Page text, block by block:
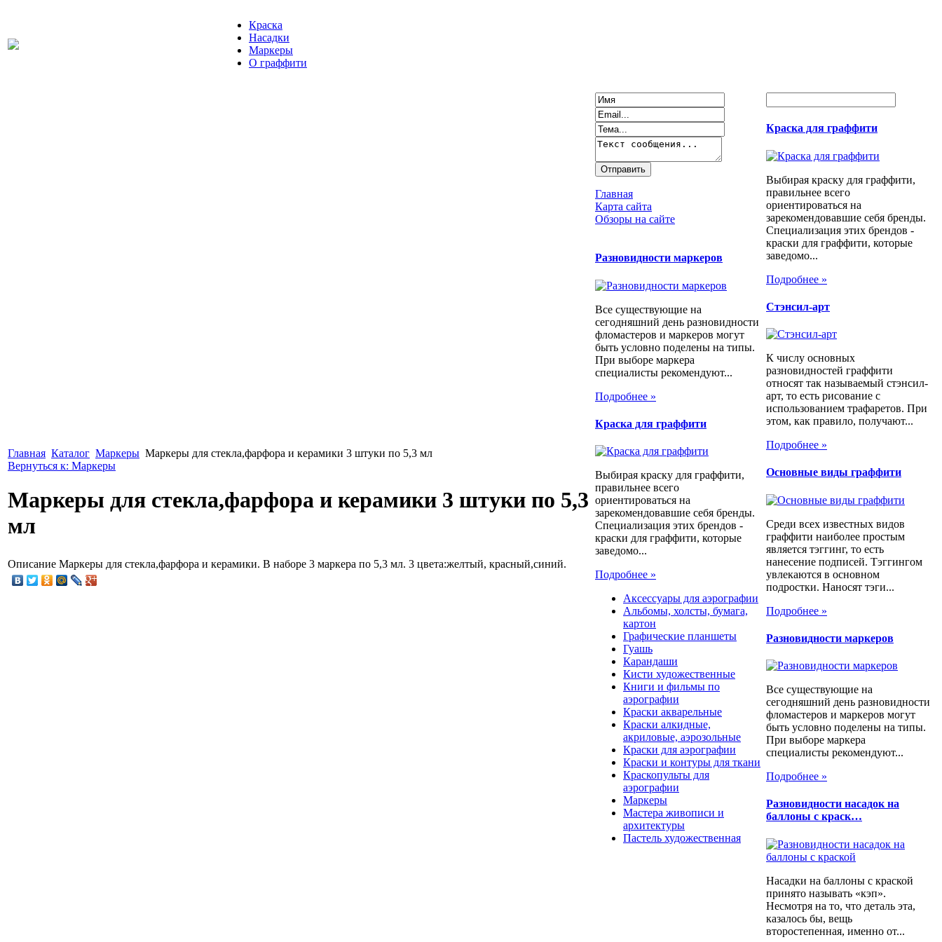
Краска
Насадки
Маркеры
О граффити
Главная Каталог Маркеры Маркеры для стекла,фарфора и керамики 3 штуки по 5,3 мл
Вернуться к: Маркеры
Маркеры для стекла,фарфора и керамики 3 штуки по 5,3
мл
Описание Маркеры для стекла,фарфора и керамики. В наборе 3 маркера по 5,3 мл. 3 цвета:желтый, красный,синий.
Главная
Карта сайта
Обзоры на сайте
Разновидности маркеров
Все существующие на
сегодняшний день разновидности
фломастеров и маркеров могут
быть условно поделены на типы.
При выборе маркера
специалисты рекомендуют...
Подробнее »
Краска для граффити
Выбирая краску для граффити,
правильнее всего
ориентироваться на
зарекомендовавшие себя бренды.
Специализация этих брендов -
краски для граффити, которые
заведомо...
Подробнее »
Аксессуары для аэрографии
Альбомы, холсты, бумага,
картон
Графические планшеты
Гуашь
Карандаши
Кисти художественные
Книги и фильмы по
аэрографии
Краски акварельные
Краски алкидные,
акриловые, аэрозольные
Краски для аэрографии
Краски и контуры для ткани
Краскопульты для
аэрографии
Маркеры
Мастера живописи и
архитектуры
Пастель художественная
Краска для граффити
Выбирая краску для граффити,
правильнее всего
ориентироваться на
зарекомендовавшие себя бренды.
Специализация этих брендов -
краски для граффити, которые
заведомо...
Подробнее »
Стэнсил-арт
К числу основных
разновидностей граффити
относят так называемый стэнсил-
арт, то есть рисование с
использованием трафаретов. При
этом, как правило, получают...
Подробнее »
Основные виды граффити
Среди всех известных видов
граффити наиболее простым
является тэггинг, то есть
нанесение подписей. Тэггингом
увлекаются в основном
подростки. Наносят тэги...
Подробнее »
Разновидности маркеров
Все существующие на
сегодняшний день разновидности
фломастеров и маркеров могут
быть условно поделены на типы.
При выборе маркера
специалисты рекомендуют...
Подробнее »
Разновидности насадок на
баллоны с краск…
Насадки на баллоны с краской
принято называть «кэп».
Несмотря на то, что деталь эта,
казалось бы, вещь
второстепенная, именно от...